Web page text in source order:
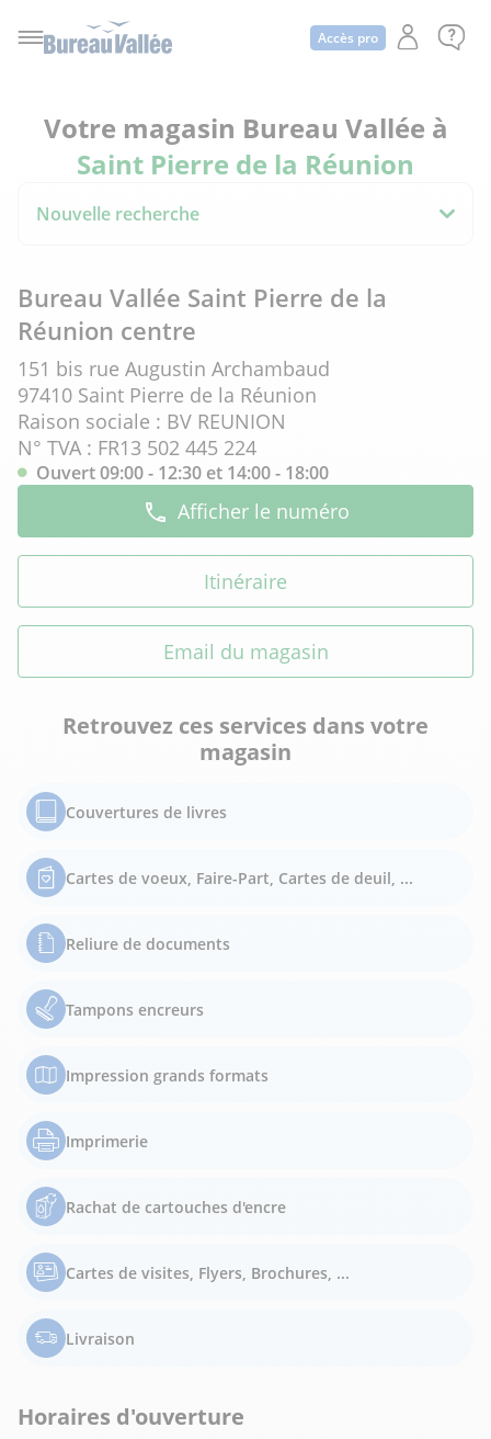
Accès pro
Votre magasin Bureau Vallée à
Saint Pierre de la Réunion
Nouvelle recherche
Bureau Vallée Saint Pierre de la
Réunion centre
151 bis rue Augustin Archambaud
97410 Saint Pierre de la Réunion
Raison sociale : BV REUNION
N° TVA : FR13 502 445 224
Ouvert 09:00 - 12:30 et 14:00 - 18:00
Afficher le numéro
Itinéraire
Email du magasin
Retrouvez ces services dans votre
magasin
Couvertures de livres
Cartes de voeux, Faire-Part, Cartes de deuil, ...
Reliure de documents
Tampons encreurs
Impression grands formats
Imprimerie
Rachat de cartouches d'encre
Cartes de visites, Flyers, Brochures, ...
Livraison
Horaires d'ouverture